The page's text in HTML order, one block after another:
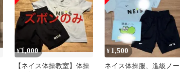
¥1,000
【ネイス体操教室】体操
¥ 1,500
ネイス体操服、進級ノー